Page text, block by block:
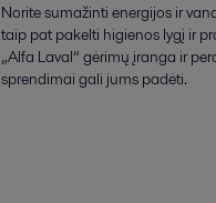
Norite sumažinti energijos ir
taip pat pakelti higienos lygį ir
„Alfa Laval“ gėrimų įranga ir
sprendimai gali jums padėti.